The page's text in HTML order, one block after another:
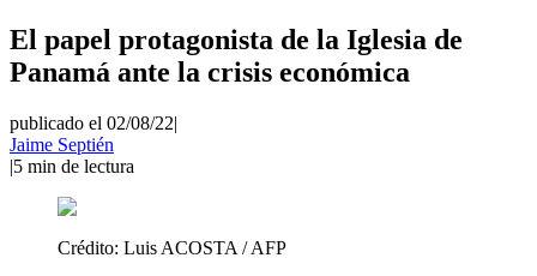
El papel protagonista de la Iglesia de
Panamá ante la crisis económica
publicado el 02/08/22|
Jaime Septién
|5 min de lectura
Crédito: Luis ACOSTA / AFP